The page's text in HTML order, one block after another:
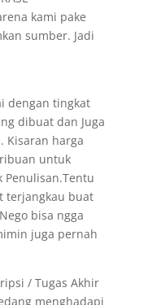
kami pake
sumber. Jadi
dengan tingkat
dibuat dan Juga
Kisaran harga
untuk
terjangkau buat
bisa ngga
juga pernah
/ Tugas Akhir
menghadapi